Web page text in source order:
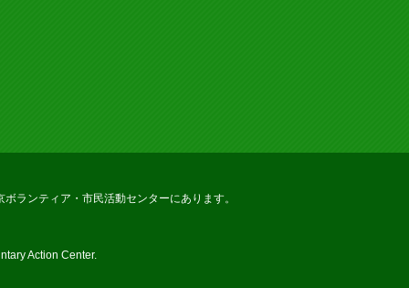
ランティア・市民活動センターにあります。
Action Center.